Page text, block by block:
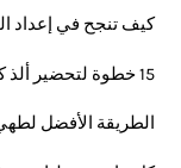
كيف تنجح في إعداد
15 خطوة لتحضير ألذ كعب الغزال
الطريقة الأفضل لطهي